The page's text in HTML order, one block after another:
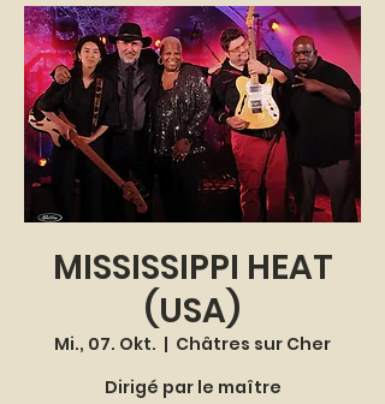
MISSISSIPPI HEAT
(USA)
Mi., 07. Okt.
  |
Châtres sur Cher
Dirigé par le maître